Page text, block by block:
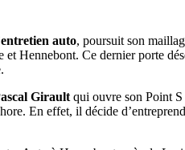
entretien auto, poursuit son
Hennebont. Ce dernier porte
Girault qui ouvre son Point S
En effet, il décide